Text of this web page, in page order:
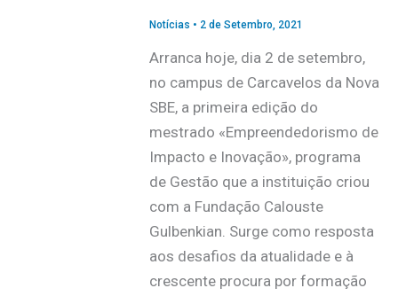
Notícias • 2 de Setembro, 2021
Arranca hoje, dia 2 de setembro,
no campus de Carcavelos da Nova
SBE, a primeira edição do
mestrado «Empreendedorismo de
Impacto e Inovação», programa
de Gestão que a instituição criou
com a Fundação Calouste
Gulbenkian. Surge como resposta
aos desafios da atualidade e à
crescente procura por formação